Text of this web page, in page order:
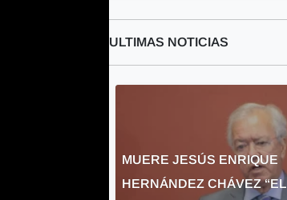
ULTIMAS NOTICIAS
MUERE JESÚS ENRIQUE
HERNÁNDEZ CHÁVEZ “EL